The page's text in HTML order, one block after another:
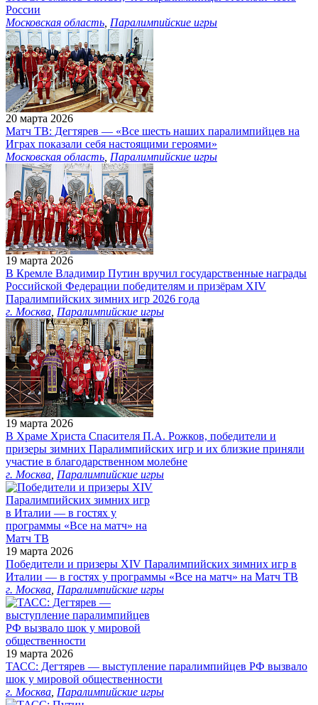
России
Московская область Паралимпийские игры
20 марта 2026
Матч ТВ: Дегтярев — «Все шесть наших паралимпийцев на
Играх показали себя настоящими героями»
Московская область Паралимпийские игры
19 марта 2026
В Кремле Владимир Путин вручил государственные награды
Российской Федерации победителям и призёрам ХIV
Паралимпийских зимних игр 2026 года
г. Москва Паралимпийские игры
19 марта 2026
В Храме Христа Спасителя П.А. Рожков, победители и
призеры зимних Паралимпийских игр и их близкие приняли
участие в благодарственном молебне
г. Москва Паралимпийские игры
19 марта 2026
Победители и призеры XIV Паралимпийских зимних игр в
Италии — в гостях у программы «Все на матч» на Матч ТВ
г. Москва Паралимпийские игры
19 марта 2026
ТАСС: Дегтярев — выступление паралимпийцев РФ вызвало
шок у мировой общественности
г. Москва Паралимпийские игры